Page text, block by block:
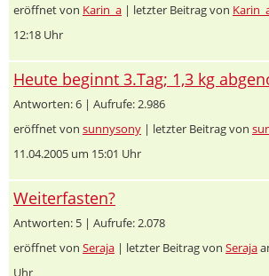
eröffnet von Karin_a | letzter Beitrag von
12:18 Uhr
Heute beginnt 3.Tag; 1,3 kg
Antworten: 6 | Aufrufe: 2.986
eröffnet von sunnysony | letzter Beitrag von
11.04.2005 um 15:01 Uhr
Weiterfasten?
Antworten: 5 | Aufrufe: 2.078
eröffnet von Seraja | letzter Beitrag von Seraja
Uhr